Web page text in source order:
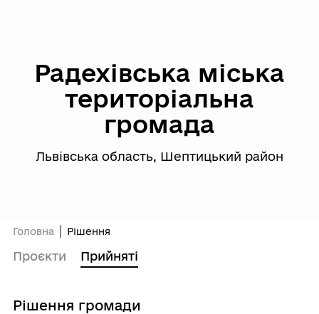
Радехівська міська
територіальна
громада
Львівська область, Шептицький район
Головна Рішення
Проєкти Прийняті
Рішення громади